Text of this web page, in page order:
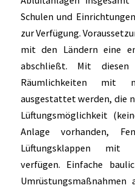
Schulen und
zur Verfügung.
mit den Ländern eine
abschließt. Mit
Räumlichkeiten mit
ausgestattet werden, die
Lüftungsmöglichkeit
Anlage vorhanden,
Lüftungsklappen mit
verfügen. Einfache
Umrüstungsmaßnahmen